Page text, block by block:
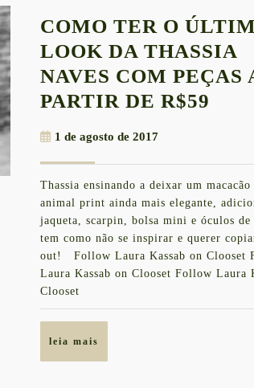
COMO TER O
LOOK DA THASSIA
NAVES COM PEÇAS
PARTIR DE R$59
DA
1 de agosto de 20171
de
2017
Thassia ensinando a deixar um macacão
animal print ainda mais elegante,
jaqueta, scarpin, bolsa mini e óculos de
tem como não se inspirar e querer
out! Follow Laura Kassab on Clooset
Laura Kassab on Clooset Follow Laura
Clooset
leia mais